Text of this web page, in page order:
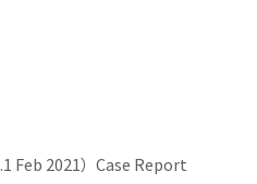
Feb 2021）Case Report